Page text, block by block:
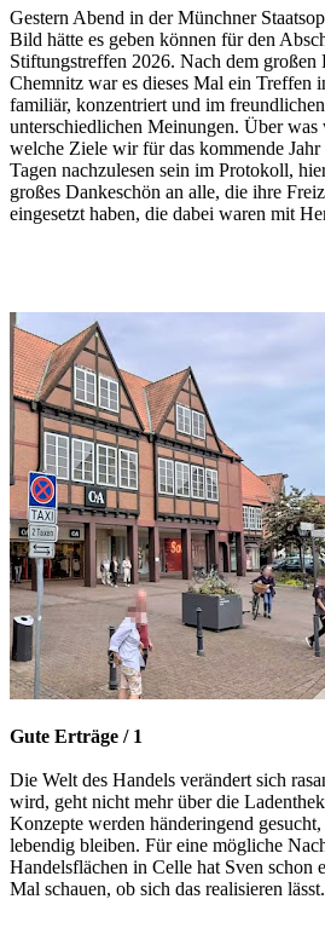
Gestern Abend in der Münchner
Bild hätte es geben können für den
Stiftungstreffen 2026. Nach dem großen
Chemnitz war es dieses Mal ein Treffen
familiär, konzentriert und im
unterschiedlichen Meinungen. Über was
welche Ziele wir für das kommende
Tagen nachzulesen sein im Protokoll,
großes Dankeschön an alle, die ihre
eingesetzt haben, die dabei waren mit
Gute Erträge / 1
Die Welt des Handels verändert sich
wird, geht nicht mehr über die
Konzepte werden händeringend
lebendig bleiben. Für eine mögliche
Handelsflächen in Celle hat Sven schon
Mal schauen, ob sich das realisieren